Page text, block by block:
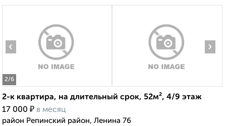
2/6
‹ ›
2-к квартира, на длительный срок, 52м², 4/9 этаж
17 000 ₽ в месяц
район Репинский район, Ленина 76